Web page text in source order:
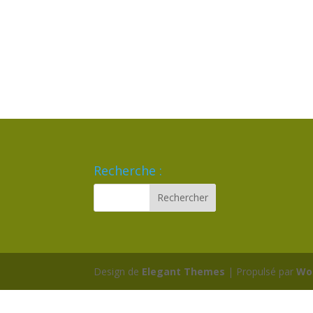
Recherche :
Design de Elegant Themes | Propulsé par